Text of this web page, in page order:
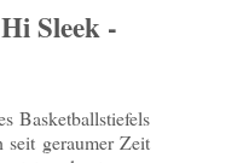
Sleek -
Basketballstiefels
seit geraumer Zeit